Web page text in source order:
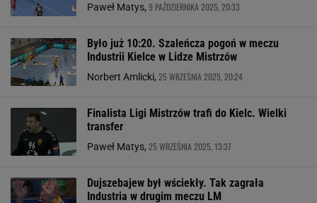
Paweł Matys, 9 PAŹDZIERNIKA 2025, 20:33
Było już 10:20. Szaleńcza pogoń w meczu
Industrii Kielce w Lidze Mistrzów
Norbert Amlicki, 25 WRZEŚNIA 2025, 20:24
Finalista Ligi Mistrzów trafi do Kielc. Wielki
transfer
Paweł Matys, 25 WRZEŚNIA 2025, 13:37
Dujszebajew był wściekły. Tak zagrała
Industria w drugim meczu LM